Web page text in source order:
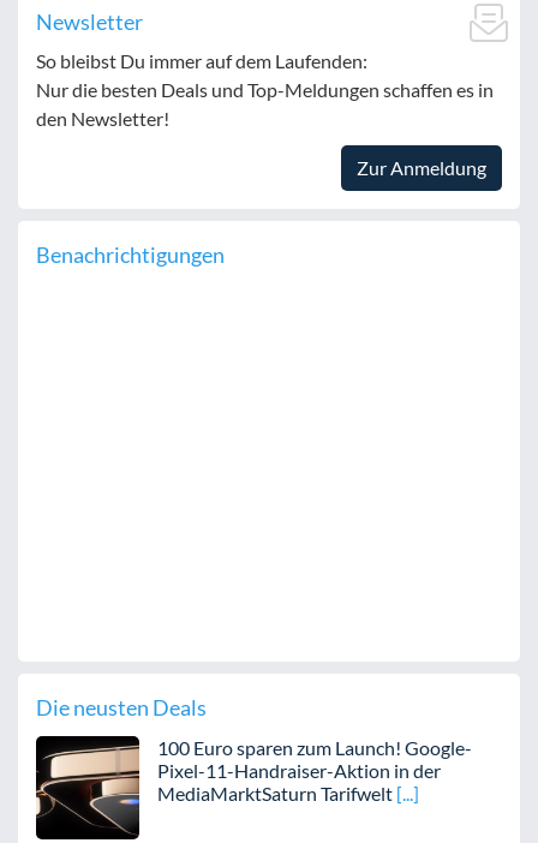
Newsletter
So bleibst Du immer auf dem Laufenden:
Nur die besten Deals und Top-Meldungen schaffen es in
den Newsletter!
Zur Anmeldung
Benachrichtigungen
Die neusten Deals
100 Euro sparen zum Launch! Google-
Pixel-11-Handraiser-Aktion in der
MediaMarktSaturn Tarifwelt